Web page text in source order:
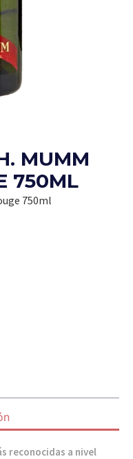
MUMM
750ML
750ml
reconocidas a nivel